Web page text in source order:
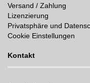
Versand / Zahlung
Lizenzierung
Privatsphäre und
Cookie Einstellungen
Kontakt